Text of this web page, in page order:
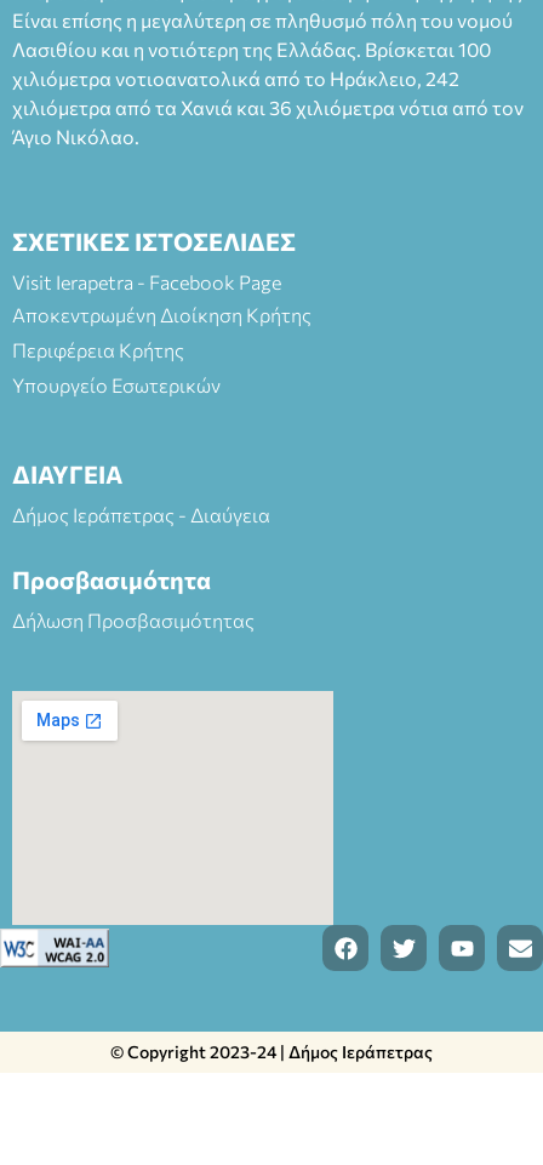
Είναι επίσης η μεγαλύτερη σε πληθυσμό πόλη του νομού
Λασιθίου και η νοτιότερη της Ελλάδας. Βρίσκεται 100
χιλιόμετρα νοτιοανατολικά από το Ηράκλειο, 242
χιλιόμετρα από τα Χανιά και 36 χιλιόμετρα νότια από τον
Άγιο Νικόλαο.
ΣΧΕΤΙΚΕΣ ΙΣΤΟΣΕΛΙΔΕΣ
Visit Ierapetra - Facebook Page
Αποκεντρωμένη Διοίκηση Κρήτης
Περιφέρεια Κρήτης
Υπουργείο Εσωτερικών
ΔΙΑΥΓΕΙΑ
Δήμος Ιεράπετρας - Διαύγεια
Προσβασιμότητα
Δήλωση Προσβασιμότητας
© Copyright 2023-24 | Δήμος Ιεράπετρας